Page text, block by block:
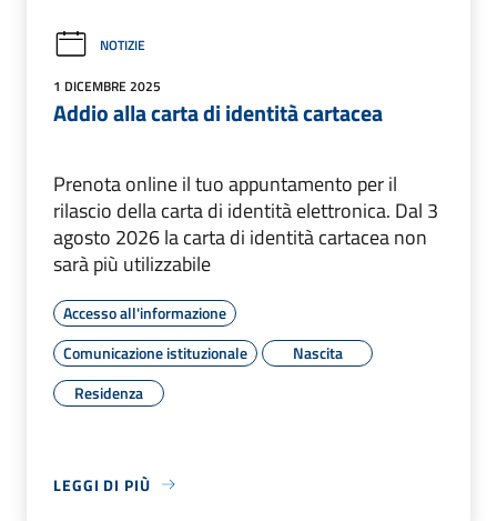
NOTIZIE
1 DICEMBRE 2025
Addio alla carta di identità cartacea
Prenota online il tuo appuntamento per il
rilascio della carta di identità elettronica. Dal 3
agosto 2026 la carta di identità cartacea non
sarà più utilizzabile
Accesso all'informazione
Comunicazione istituzionale
Nascita
Residenza
LEGGI DI PIÙ